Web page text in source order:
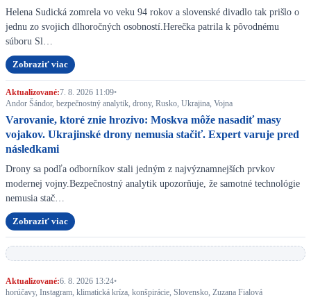
Helena Sudická zomrela vo veku 94 rokov a slovenské divadlo tak prišlo o
jednu zo svojich dlhoročných osobností.Herečka patrila k pôvodnému
súboru Sl…
Zobraziť viac
Aktualizované:7. 8. 2026 11:09•
Andor Šándor, bezpečnostný analytik, drony, Rusko, Ukrajina, Vojna
Varovanie, ktoré znie hrozivo: Moskva môže nasadiť masy
vojakov. Ukrajinské drony nemusia stačiť. Expert varuje pred
následkami
Drony sa podľa odborníkov stali jedným z najvýznamnejších prvkov
modernej vojny.Bezpečnostný analytik upozorňuje, že samotné technológie
nemusia stač…
Zobraziť viac
Aktualizované:6. 8. 2026 13:24•
horúčavy, Instagram, klimatická kríza, konšpirácie, Slovensko, Zuzana Fialová